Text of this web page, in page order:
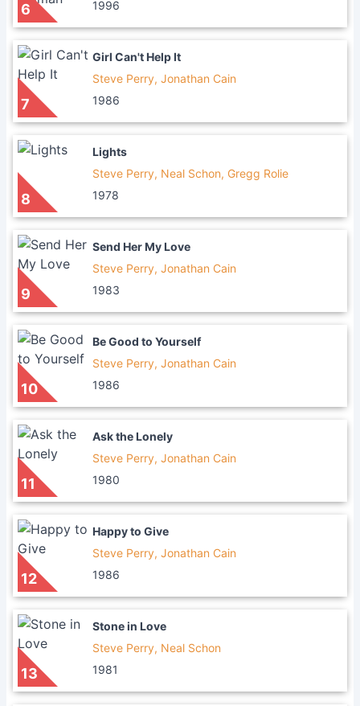
6
1996
7
Girl Can't Help It
Steve Perry, Jonathan Cain
1986
8
Lights
Steve Perry, Neal Schon, Gregg Rolie
1978
9
Send Her My Love
Steve Perry, Jonathan Cain
1983
10
Be Good to Yourself
Steve Perry, Jonathan Cain
1986
11
Ask the Lonely
Steve Perry, Jonathan Cain
1980
12
Happy to Give
Steve Perry, Jonathan Cain
1986
13
Stone in Love
Steve Perry, Neal Schon
1981